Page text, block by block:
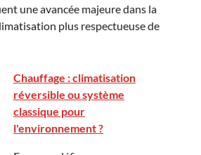
une avancée majeure dans la
plus respectueuse de
Chauffage : climatisation
réversible ou système
classique pour
l'environnement ?